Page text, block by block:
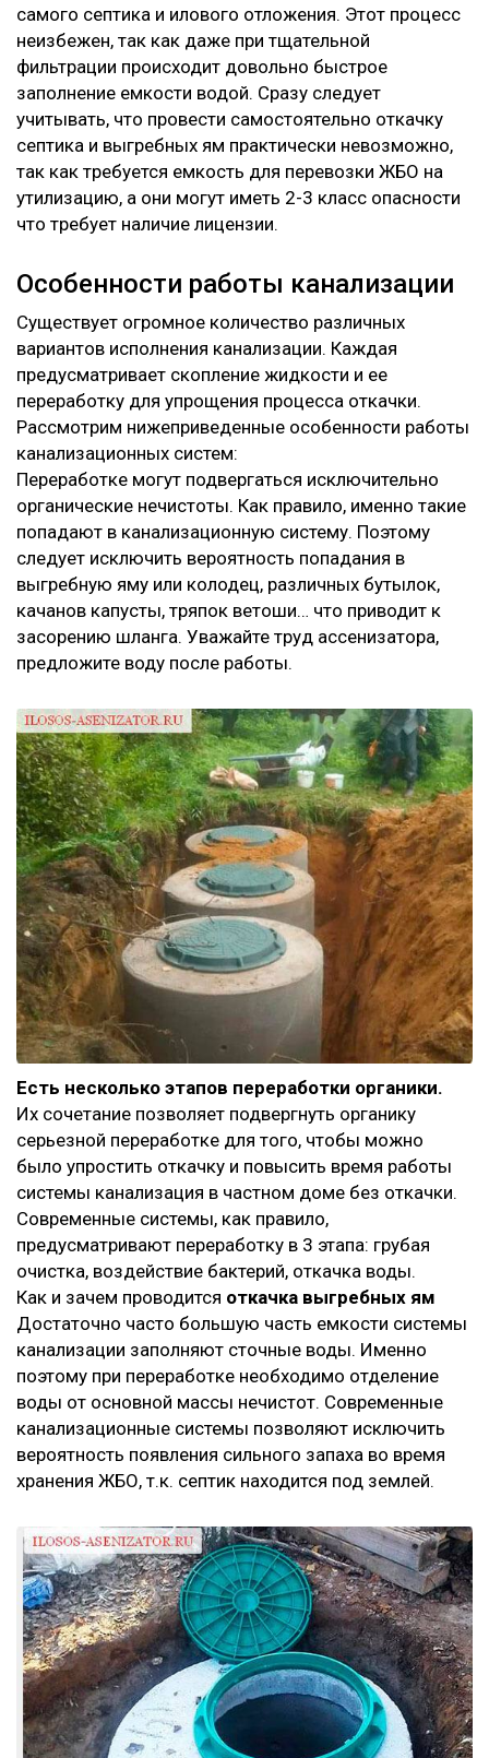
самого септика и илового отложения. Этот процесс
неизбежен, так как даже при тщательной
фильтрации происходит довольно быстрое
заполнение емкости водой. Сразу следует
учитывать, что провести самостоятельно откачку
септика и выгребных ям практически невозможно,
так как требуется емкость для перевозки ЖБО на
утилизацию, а они могут иметь 2-3 класс опасности
что требует наличие лицензии.
Особенности работы канализации
Существует огромное количество различных
вариантов исполнения канализации. Каждая
предусматривает скопление жидкости и ее
переработку для упрощения процесса откачки.
Рассмотрим нижеприведенные особенности работы
канализационных систем:
Переработке могут подвергаться исключительно
органические нечистоты. Как правило, именно такие
попадают в канализационную систему. Поэтому
следует исключить вероятность попадания в
выгребную яму или колодец, различных бутылок,
качанов капусты, тряпок ветоши… что приводит к
засорению шланга. Уважайте труд ассенизатора,
предложите воду после работы.
Есть несколько этапов переработки органики.
Их сочетание позволяет подвергнуть органику
серьезной переработке для того, чтобы можно
было упростить откачку и повысить время работы
системы канализация в частном доме без откачки.
Современные системы, как правило,
предусматривают переработку в 3 этапа: грубая
очистка, воздействие бактерий, откачка воды.
Как и зачем проводится откачка выгребных ям
Достаточно часто большую часть емкости системы
канализации заполняют сточные воды. Именно
поэтому при переработке необходимо отделение
воды от основной массы нечистот. Современные
канализационные системы позволяют исключить
вероятность появления сильного запаха во время
хранения ЖБО, т.к. септик находится под землей.